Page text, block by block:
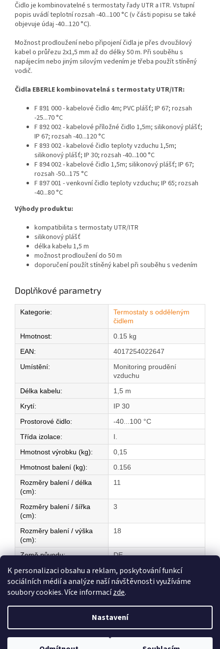
K personalizaci obsahu a reklam, poskytování funkcí
sociálních médií a analýze naší návštěvnosti využíváme
soubory cookies. Více informacízde.
Nastavení
Čidlo je kombinovatelné s termostaty řady UTR a ITR. Vstupní
popis uvádí teplotní rozsah -40...100 °C (v části popisu se také
objevuje údaj -40...120 °C).
Možnost prodloužení nebo připojení čidla je přes dvoužilový
kabel o průřezu 2x1,5 mm až do délky 50 m. Při souběhu s
napájecím nebo jiným silovým vedením je třeba použít stíněný
vodič.
Čidla EBERLE kombinovatelná s termostaty UTR/ITR:
F 891 000 - kabelové čidlo 4m; PVC plášť; IP 67; rozsah
-25...70 °C
F 892 002 - kabelové příložné čidlo 1,5m; silikonový plášť;
IP 67; rozsah -40...120 °C
F 893 002 - kabelové čidlo teploty vzduchu 1,5m;
silikonový plášť; IP 30; rozsah -40...100 °C
F 894 002 - kabelové čidlo 1,5m; silikonový plášť; IP 67;
rozsah -50...175 °C
F 897 001 - venkovní čidlo teploty vzduchu; IP 65; rozsah
-40...80 °C
Výhody produktu:
kompatibilita s termostaty UTR/ITR
silikonový plášť
délka kabelu 1,5 m
možnost prodloužení do 50 m
doporučení použít stíněný kabel při souběhu s vedením
Doplňkové parametry
Kategorie:
Termostaty s odděleným
čidlem
Hmotnost:
0.15 kg
EAN:
4017254022647
Umístění:
Monitoring proudění
vzduchu
Délka kabelu:
1,5 m
Krytí:
IP 30
Prostorové čidlo:
-40...100 °C
Třída izolace:
I.
Hmotnost výrobku (kg):
0,15
Hmotnost balení (kg):
0.156
Rozměry balení / délka
(cm):
11
Rozměry balení / šířka
(cm):
3
Rozměry balení / výška
(cm):
18
Země původu: DE
Copyright 2026ELEKTRICKÉ TOPENÍ. Všechna práva vyhrazena.